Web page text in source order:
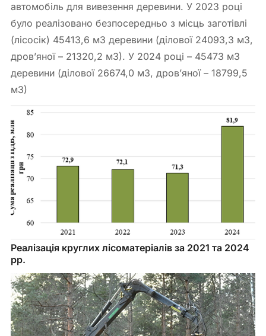
автомобіль для вивезення деревини. У 2023 році
було реалізовано безпосередньо з місць заготівлі
(лісосік) 45413,6 м3 деревини (ділової 24093,3 м3,
дров’яної – 21320,2 м3). У 2024 році – 45473 м3
деревини (ділової 26674,0 м3, дров’яної – 18799,5
м3)
Реалізація круглих лісоматеріалів за 2021 та 2024
рр.